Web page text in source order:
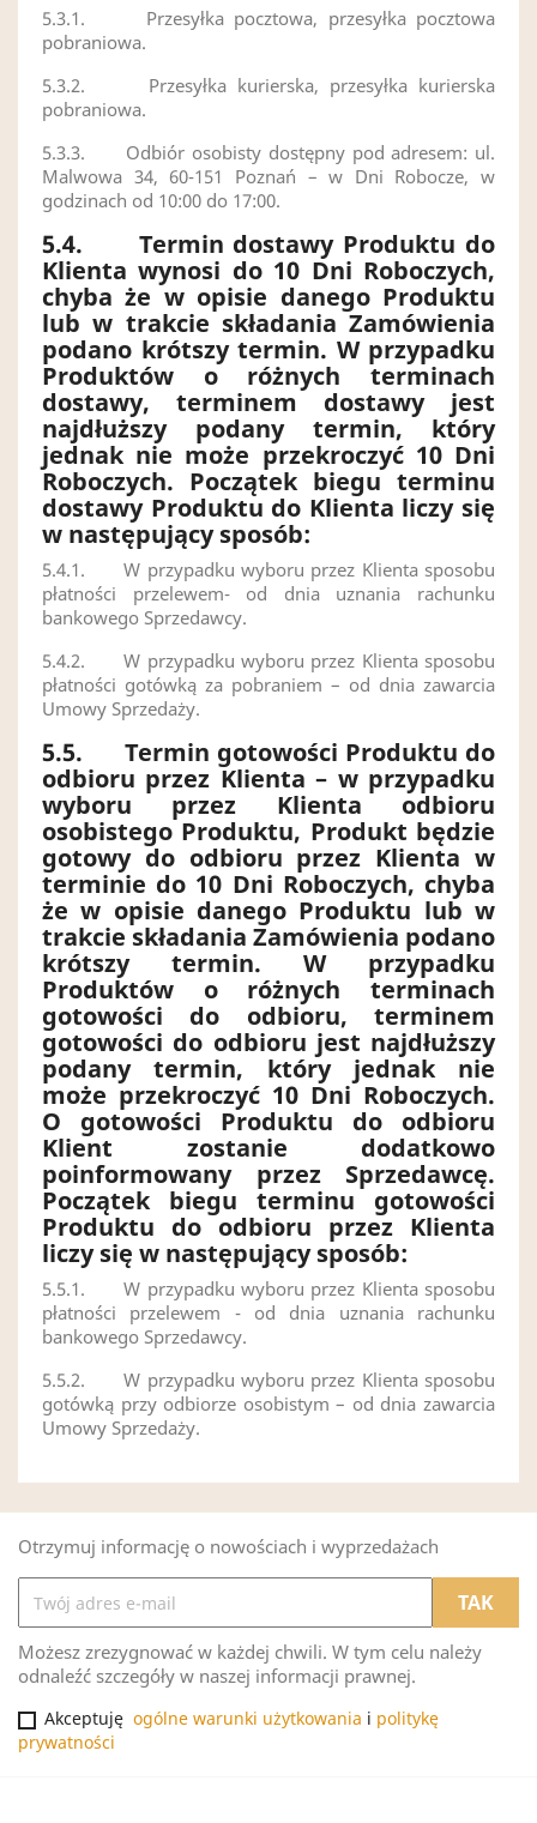
5.3.1. Przesyłka pocztowa, przesyłka pocztowa
pobraniowa.
5.3.2. Przesyłka kurierska, przesyłka kurierska
pobraniowa.
5.3.3. Odbiór osobisty dostępny pod adresem: ul.
Malwowa 34, 60-151 Poznań – w Dni Robocze, w
godzinach od 10:00 do 17:00.
5.4. Termin dostawy Produktu do
Klienta wynosi do 10 Dni Roboczych,
chyba że w opisie danego Produktu
lub w trakcie składania Zamówienia
podano krótszy termin. W przypadku
Produktów o różnych terminach
dostawy, terminem dostawy jest
najdłuższy podany termin, który
jednak nie może przekroczyć 10 Dni
Roboczych. Początek biegu terminu
dostawy Produktu do Klienta liczy się
w następujący sposób:
5.4.1. W przypadku wyboru przez Klienta sposobu
płatności przelewem- od dnia uznania rachunku
bankowego Sprzedawcy.
5.4.2. W przypadku wyboru przez Klienta sposobu
płatności gotówką za pobraniem – od dnia zawarcia
Umowy Sprzedaży.
5.5.Termin gotowości Produktu do
odbioru przez Klienta – w przypadku
wyboru przez Klienta odbioru
osobistego Produktu, Produkt będzie
gotowy do odbioru przez Klienta w
terminie do 10 Dni Roboczych, chyba
że w opisie danego Produktu lub w
trakcie składania Zamówienia podano
krótszy termin. W przypadku
Produktów o różnych terminach
gotowości do odbioru, terminem
gotowości do odbioru jest najdłuższy
podany termin, który jednak nie
może przekroczyć 10 Dni Roboczych.
O gotowości Produktu do odbioru
Klient zostanie dodatkowo
poinformowany przez Sprzedawcę.
Początek biegu terminu gotowości
Produktu do odbioru przez Klienta
liczy się w następujący sposób:
5.5.1. W przypadku wyboru przez Klienta sposobu
płatności przelewem - od dnia uznania rachunku
bankowego Sprzedawcy.
5.5.2. W przypadku wyboru przez Klienta sposobu
gotówką przy odbiorze osobistym – od dnia zawarcia
Umowy Sprzedaży.
Otrzymuj informację o nowościach i wyprzedażach
Możesz zrezygnować w każdej chwili. W tym celu należy
odnaleźć szczegóły w naszej informacji prawnej.
Akceptuję ogólne warunki użytkowania i politykę
prywatności